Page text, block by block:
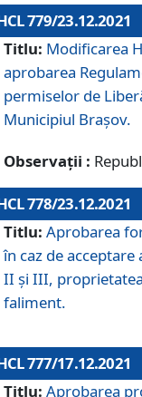
779/23.12.2021
Titlu: Modificarea
aprobarea
permiselor de
Municipiul Braşov.
Observații :
778/23.12.2021
Titlu: Aprobarea
în caz de
II și III,
faliment.
777/17.12.2021
Titlu: Aprobarea